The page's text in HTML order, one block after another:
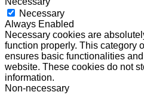
Necessary
Always Enabled
Necessary cookies are
function properly. This category
ensures basic functionalities
website. These cookies do not
information.
Non-necessary